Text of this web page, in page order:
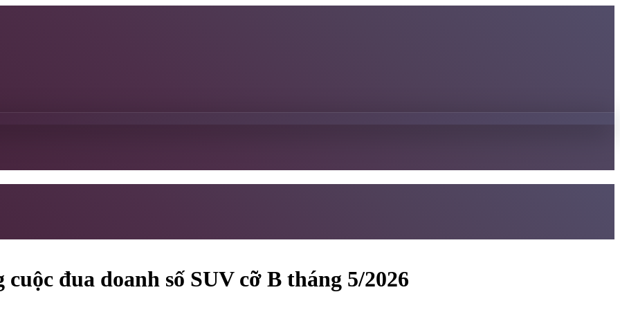
đua doanh số SUV cỡ B tháng 5/2026